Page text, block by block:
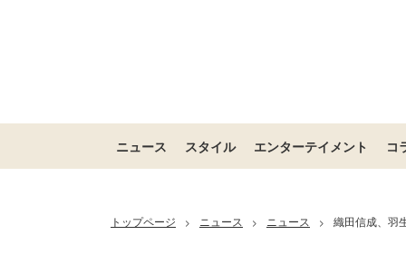
ニュース スタイル エンターテイメント コ
トップページ > ニュース > ニュース > 織田信成、羽